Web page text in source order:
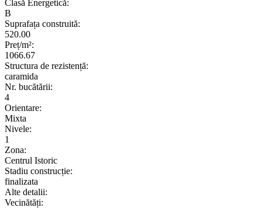
Clasă Energetică:
B
Suprafața construită:
520.00
Preț/m²:
1066.67
Structura de rezistență:
caramida
Nr. bucătării:
4
Orientare:
Mixta
Nivele:
1
Zona:
Centrul Istoric
Stadiu construcție:
finalizata
Alte detalii:
Vecinătăți: